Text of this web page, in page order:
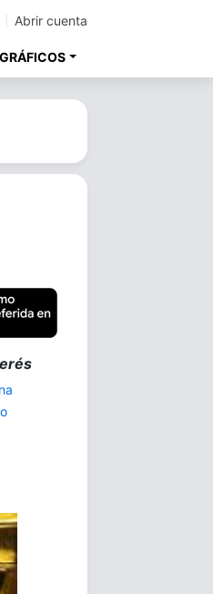
Abrir cuenta
GRÁFICOS